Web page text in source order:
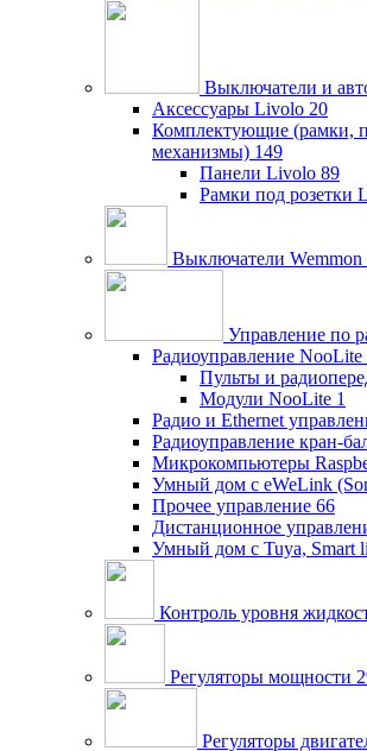
Выключатели и
Аксессуары Livolo 20
Комплектующие (рамки,
механизмы) 149
Панели Livolo 89
Рамки под розетки
Выключатели Wemmon
Управление по
Радиоуправление NooLite
Пульты и
Модули NooLite 1
Радио и Ethernet
Радиоуправление кран-
Микрокомпьютеры
Умный дом c eWeLink
Прочее управление 66
Дистанционное
Умный дом с Tuya, Smart
Контроль уровня
Регуляторы мощности
Регуляторы